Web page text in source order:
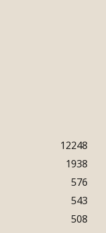
12248
1938
576
543
508